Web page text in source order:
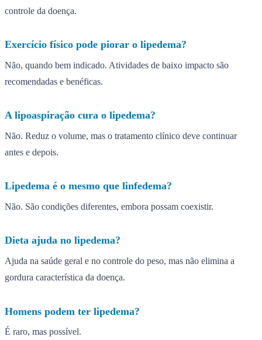
controle da doença.
Exercício físico pode piorar o lipedema?
Não, quando bem indicado. Atividades de baixo impacto são
recomendadas e benéficas.
A lipoaspiração cura o lipedema?
Não. Reduz o volume, mas o tratamento clínico deve continuar
antes e depois.
Lipedema é o mesmo que linfedema?
Não. São condições diferentes, embora possam coexistir.
Dieta ajuda no lipedema?
Ajuda na saúde geral e no controle do peso, mas não elimina a
gordura característica da doença.
Homens podem ter lipedema?
É raro, mas possível.